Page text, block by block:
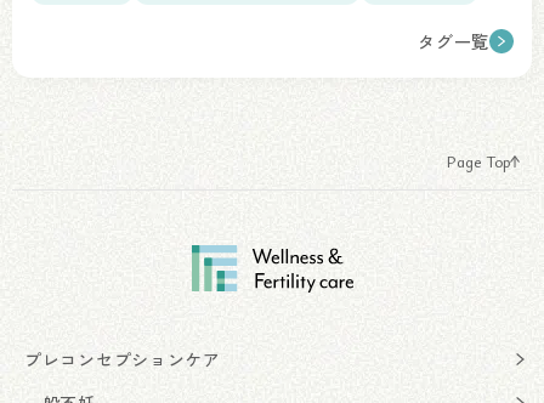
タグ一覧
Page Top
プレコンセプションケア